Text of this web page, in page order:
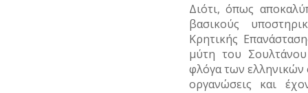
Διότι, όπως
βασικούς
Κρητικής
μύτη του
φλόγα των ελληνικών
οργανώσεις και